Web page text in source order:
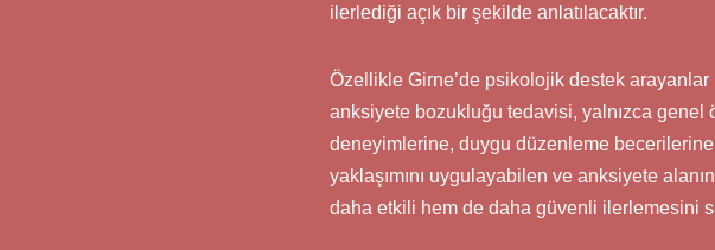
ilerlediği açık bir şekilde anlatılacaktır.
Özellikle Girne’de psikolojik destek arayanlar
anksiyete bozukluğu tedavisi, yalnızca genel
deneyimlerine, duygu düzenleme
yaklaşımını uygulayabilen ve anksiyete
daha etkili hem de daha güvenli ilerlemesini